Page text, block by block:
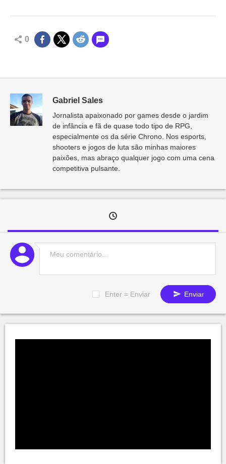
0
Gabriel Sales
Jornalista apaixonado por games desde o jardim
de infância e fã de quase todo tipo de RPG,
especialmente os da série Chrono. Nos esports,
shooters e jogos de luta são minhas maiores
paixões, mas abraço qualquer jogo com uma cena
competitiva pulsante.
Enter = Enviar Enviar